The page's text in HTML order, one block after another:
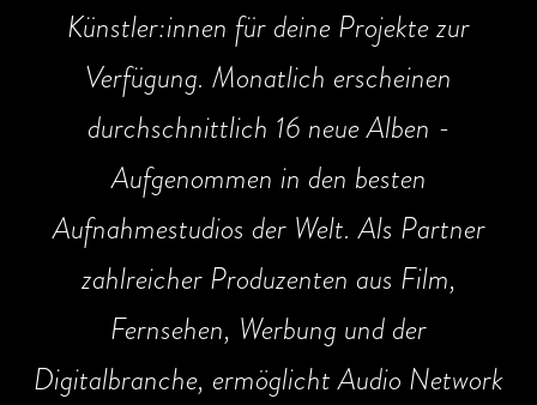
Künstler:innen für deine Projekte zur
Verfügung. Monatlich erscheinen
durchschnittlich 16 neue Alben -
Aufgenommen in den besten
Aufnahmestudios der Welt. Als Partner
zahlreicher Produzenten aus Film,
Fernsehen, Werbung und der
Digitalbranche, ermöglicht Audio Network